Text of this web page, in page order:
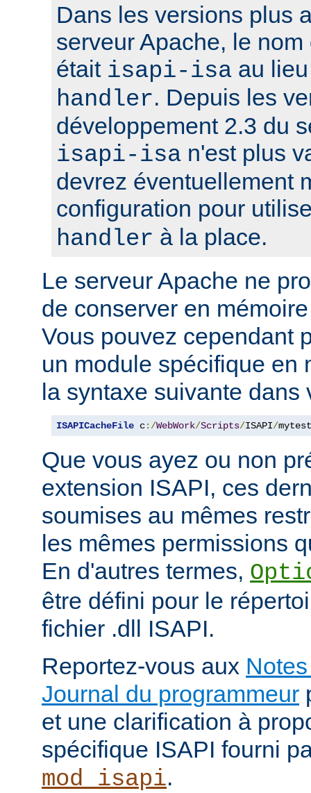
Dans les versions plus
serveur Apache, le
était isapi-isa au
handler. Depuis les
développement 2.3 du
isapi-isa n'est plus
devrez éventuellement
configuration pour
handler à la place.
Le serveur Apache ne
de conserver en
Vous pouvez cependant
un module spécifique en
la syntaxe suivante dans
ISAPICacheFile c:/WebWork/Scripts/ISAPI/mytest
Que vous ayez ou non
extension ISAPI, ces
soumises au mêmes
les mêmes permissions
En d'autres termes,
être défini pour le
fichier .dll ISAPI.
Reportez-vous aux
Journal du programmeur
et une clarification à
spécifique ISAPI fourni
mod_isapi.